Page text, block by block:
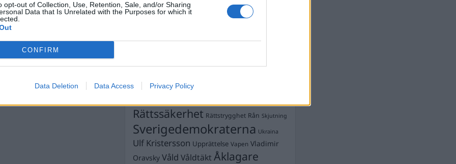
opt-out of Collection, Use, Retention, Sale, and/or Sharing
Data that Is Unrelated with the Purposes for which it
CONFIRM
Data Deletion Data Access Privacy Policy
Jimmie Åkesson Kokainmålet
LagarMichael Pålsson
Mordförsök Nilsson-Larancuent
Silventoinen Petter Inedahl
Rättssäkerhet Rättstrygghet Rån Skjutning
Sverigedemokraterna Ukraina
Ulf Kristersson Upprättelse Vapen Vladimir
Oravsky Våld Våldtäkt Åklagare